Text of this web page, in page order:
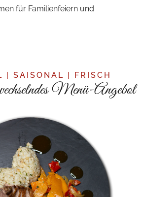
für Familienfeiern und
| SAISONAL | FRISCH
Menü-Angebot